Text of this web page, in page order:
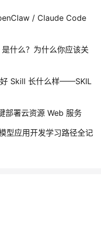
/ Claude Code
什么？为什么你应该关
好 Skill 长什么样——SKIL
部署云资源 Web 服务
型应用开发学习路径全记